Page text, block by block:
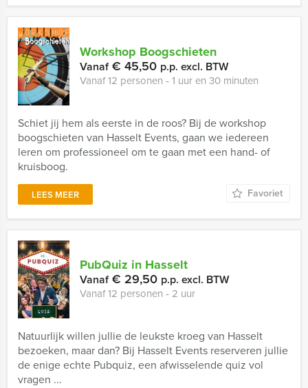
Workshop Boogschieten
Vanaf€ 45,50 p.p. excl. BTW
Vanaf 12 personen ‐ 1 uur en 30 minuten
Schiet jij hem als eerste in de roos? Bij de workshop
boogschieten van Hasselt Events, gaan we iedereen
leren om professioneel om te gaan met een hand- of
kruisboog.
LEES MEER Favoriet
PubQuiz in Hasselt
Vanaf€ 29,50 p.p. excl. BTW
Vanaf 12 personen ‐ 2 uur
Natuurlijk willen jullie de leukste kroeg van Hasselt
bezoeken, maar dan? Bij Hasselt Events reserveren jullie
de enige echte Pubquiz, een afwisselende quiz vol
vragen ...